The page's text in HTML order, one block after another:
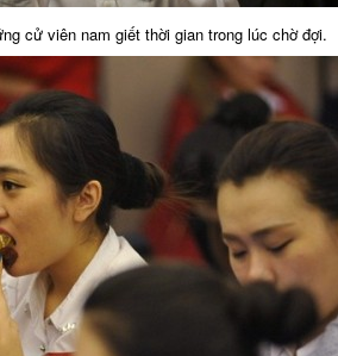
cử viên nam giết thời gian trong lúc chờ đợi.